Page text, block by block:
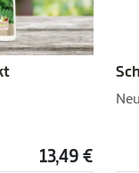
13,49 €